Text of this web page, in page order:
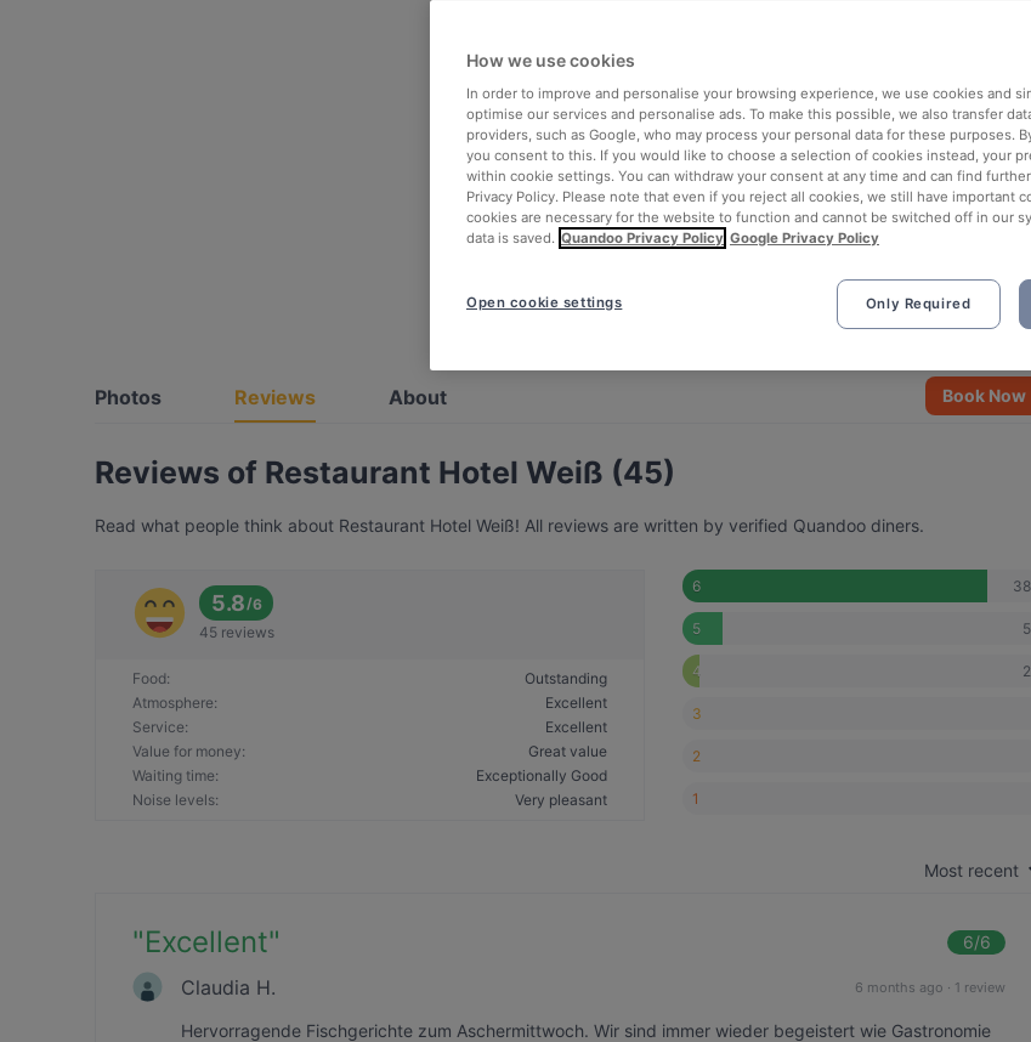
See all 3 photos
Photos Reviews About Book Now
Reviews of Restaurant Hotel Weiß (45)
Read what people think about Restaurant Hotel Weiß! All reviews are written by verified Quandoo diners.
5.8/6
45 reviews
Food:
Outstanding
Atmosphere:
Excellent
Service:
Excellent
Value for money:
Great value
Waiting time:
Exceptionally Good
Noise levels: Very pleasant
6 38
5 5
4 2
3
2
1
Most recent
"Excellent" 6/6
Claudia H. 6 months ago · 1 review
Hervorragende Fischgerichte zum Aschermittwoch. Wir sind immer wieder begeistert wie Gastronomie
How we use cookies
In order to improve and personalise your browsing experience, we use cookies and
optimise our services and personalise ads. To make this possible, we also transfer
providers, such as Google, who may process your personal data for these purposes.
you consent to this. If you would like to choose a selection of cookies instead, your
within cookie settings. You can withdraw your consent at any time and can find
Privacy Policy. Please note that even if you reject all cookies, we still have important
cookies are necessary for the website to function and cannot be switched off in our
data is saved. Quandoo Privacy Policy Google Privacy Policy
Only Required
Open cookie settings